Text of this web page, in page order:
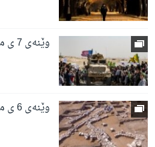
وێنەی 7 ی مانگی دەی ساڵی 2019
وێنەی 6 ی مانگی دەی ساڵی 2019